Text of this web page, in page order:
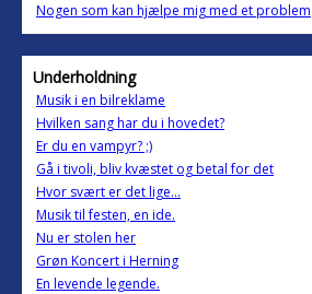
Nogen som kan hjælpe mig med et problem
Underholdning
Musik i en bilreklame
Hvilken sang har du i hovedet?
Er du en vampyr? ;)
Gå i tivoli, bliv kvæstet og betal for det
Hvor svært er det lige...
Musik til festen, en ide.
Nu er stolen her
Grøn Koncert i Herning
En levende legende.